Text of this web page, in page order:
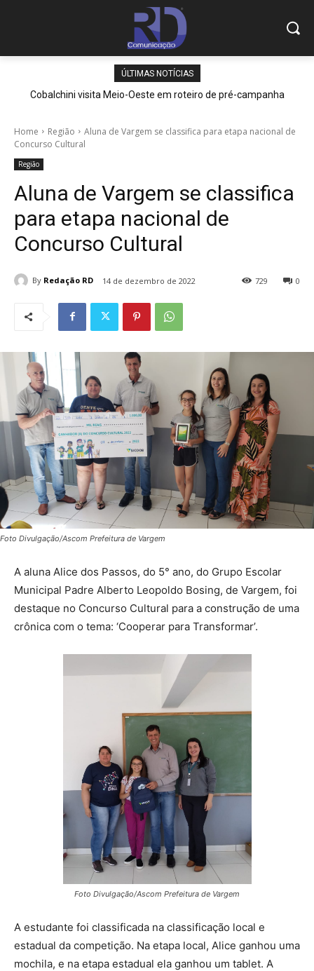
ÚLTIMAS NOTÍCIAS
Cobalchini visita Meio-Oeste em roteiro de pré-campanha
Home Região
Aluna de Vargem se classifica para etapa nacional de
Concurso Cultural
Região
Aluna de Vargem se classifica
para etapa nacional de
Concurso Cultural
By Redação RD 14 de dezembro de 2022 0
729
Foto Divulgação/Ascom Prefeitura de Vargem
A aluna Alice dos Passos, do 5° ano, do Grupo Escolar
Municipal Padre Alberto Leopoldo Bosing, de Vargem, foi
destaque no Concurso Cultural para a construção de uma
crônica com o tema: ‘Cooperar para Transformar’.
Foto Divulgação/Ascom Prefeitura de Vargem
A estudante foi classificada na classificação local e
estadual da competição. Na etapa local, Alice ganhou uma
mochila, e na etapa estadual ela ganhou um tablet. A